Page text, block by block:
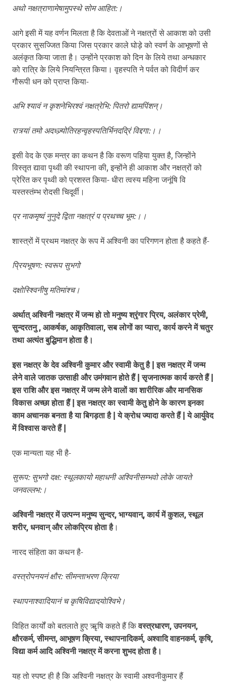
अथो नक्षत्राणामेषामुपस्थे सोम आहित:।
आगे इसी में यह वर्णन मिलता है कि देवताओं ने नक्षत्रों से आकाश को उसी
प्रकार सुसज्जित किया जिस प्रकार काले घोड़े को स्वर्ण के आभूषणों से
अलंकृत किया जाता है। उन्होंने प्रकाश को दिन के लिये तथा अन्धकार
को रात्रि के लिये नियन्त्रित किया। वृहस्पति ने पर्वत को विदीर्ण कर
गौरूपी धन को प्राप्त किया-
अभि श्यावं न कृशनेभिरश्वं नक्षत्रेभि: पितरो द्यामपिंशन्।
रात्र्यां तमो अदध्ज्र्योतिरहन्वृहस्पतिर्भिनदद्रिं विद्दगा:।।
इसी वेद के एक मन्त्र का कथन है कि वरूण पहिया युक्त है, जिन्होंने
विस्तृत द्यावा पृथ्वी की स्थापना की, इन्होंने ही आकाश और नक्षत्रों को
प्रेरित कर पृथ्वी को प्रशस्त किया- धीरा त्वस्य महिना जनूंषि वि
यस्तस्तंम्भ रोदसी चिदूर्वी।
प्र नाकमृष्वं नुनुदे द्विता नक्षत्रं प प्रथच्च भूम:।।
शास्त्रों में प्रथम नक्षत्र के रूप में अश्विनी का परिगणन होता है कहते हैं-
प्रियभूषण: स्वरूप सुभगो
दक्षोस्श्विनीषु मतिमांश्च।
अर्थात् अश्विनी नक्षत्र में जन्म हो तो मनुष्य श्रृंगार प्रिय, अलंकार प्रेमी,
सुन्दरतनु , आकर्षक, आकृतिवाला, सब लोगों का प्यारा, कार्य करने में चतुर
तथा अत्यंत बुद्धिमान होता है।
इस नक्षत्र के देव अश्विनी कुमार और स्वामी केतु है | इस नक्षत्र में जन्म
लेने वाले जातक उत्साही और उमंगवान होते हैं | सृजनात्मक कार्य करते हैं |
इस राशि और इस नक्षत्र में जन्म लेने वालों का शारीरिक और मानसिक
विकास अच्छा होता हैं | इस नक्षत्र का स्वामी केतु होने के कारण इनका
काम अचानक बनता है या बिगड़ता है | ये क्रोध ज्यादा करते हैं | ये आर्युवेद
में विश्वास करते हैं |
एक मान्यता यह भी है-
सुरूप: सुभगो दक्ष: स्थूलकायो महाधनी अश्विनीसम्भवो लोके जायते
जनवल्लभ:।
अश्विनी नक्षत्र में उत्पन्न मनुष्य सुन्दर, भाग्यवान्, कार्य में कुशल, स्थूल
शरीर, धनवान् और लोकप्रिय होता है।
नारद संहिता का कथन है-
वस्त्रोपनयनं क्षौर: सीमन्ताभरण क्रिया
स्थापनाश्वादियानं च कृषिविद्यादयोश्विभे।
विहित कार्यों को बतलाते हुए ऋृषि कहते हैं किवस्त्रधारण, उपनयन,
क्षौरकर्म, सीमन्त, आभूषण क्रिया, स्थापनादिकर्म, अश्वादि वाहनकर्म, कृषि,
विद्या कर्म आदि अश्विनी नक्षत्र में करना शुभद होता है।
यह तो स्पष्ट ही है कि अश्विनी नक्षत्र के स्वामी अश्वनीकुमार हैं